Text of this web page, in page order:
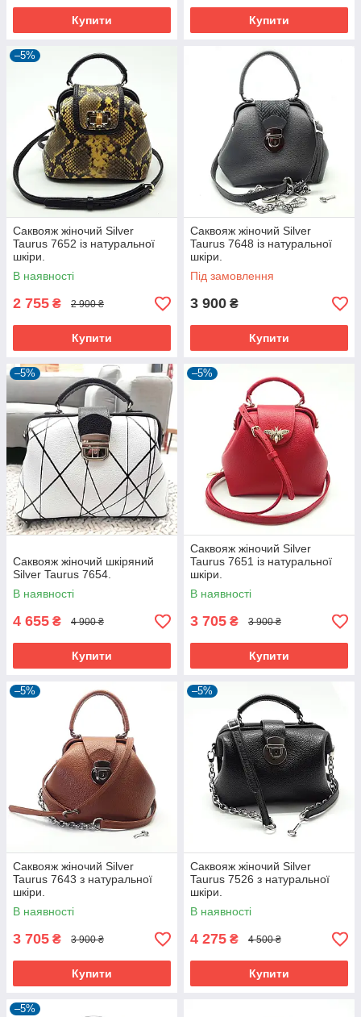
Купити Купити
–5%
Саквояж жіночий Silver
Taurus 7652 із натуральної
шкіри.
В наявності
2 755 ₴ 2 900 ₴
Купити
Саквояж жіночий Silver
Taurus 7648 із натуральної
шкіри.
Під замовлення
3 900 ₴
Купити
–5%
Саквояж жіночий шкіряний
Silver Taurus 7654.
В наявності
4 655 ₴ 4 900 ₴
Купити
–5%
Саквояж жіночий Silver
Taurus 7651 із натуральної
шкіри.
В наявності
3 705 ₴ 3 900 ₴
Купити
–5%
Саквояж жіночий Silver
Taurus 7643 з натуральної
шкіри.
В наявності
3 705 ₴ 3 900 ₴
Купити
–5%
Саквояж жіночий Silver
Taurus 7526 з натуральної
шкіри.
В наявності
4 275 ₴ 4 500 ₴
Купити
–5%